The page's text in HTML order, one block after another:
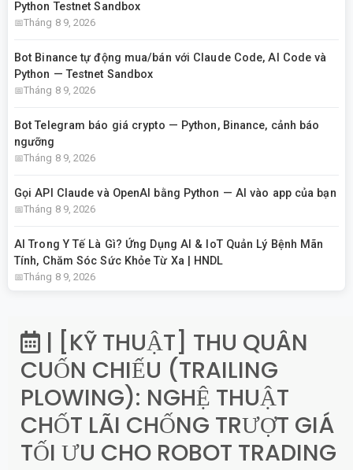
Python Testnet Sandbox
Tháng 8 9, 2026
Bot Binance tự động mua/bán với Claude Code, AI Code và
Python — Testnet Sandbox
Tháng 8 9, 2026
Bot Telegram báo giá crypto — Python, Binance, cảnh báo
ngưỡng
Tháng 8 9, 2026
Gọi API Claude và OpenAI bằng Python — AI vào app của bạn
Tháng 8 9, 2026
AI Trong Y Tế Là Gì? Ứng Dụng AI & IoT Quản Lý Bệnh Mãn
Tính, Chăm Sóc Sức Khỏe Từ Xa | HNDL
Tháng 8 9, 2026
| [KỸ THUẬT] THU QUÂN
CUỐN CHIẾU (TRAILING
PLOWING): NGHỆ THUẬT
CHỐT LÃI CHỐNG TRƯỢT GIÁ
TỐI ƯU CHO ROBOT TRADING